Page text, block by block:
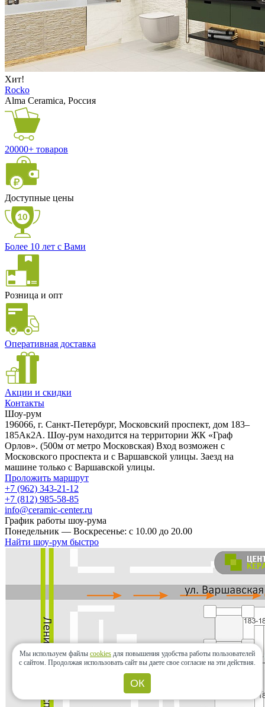
Хит!
Rocko
Alma Ceramica, Россия
20000+ товаров
Доступные цены
Более 10 лет с Вами
Розница и опт
Оперативная доставка
Акции и скидки
Контакты
Шоу-рум
196066, г. Санкт-Петербург, Московский проспект, дом 183–
185Ак2А. Шоу-рум находится на территории ЖК «Граф
Орлов». (500м от метро Московская) Вход возможен с
Московского проспекта и с Варшавской улицы. Заезд на
машине только с Варшавской улицы.
Проложить маршрут
+7 (962) 343-21-12
+7 (812) 985-58-85
info@ceramic-center.ru
График работы шоу-рума
Понедельник — Воскресенье: с 10.00 до 20.00
Найти шоу-рум быстро
Мы используем файлы cookies для повышения удобства работы пользователей
с сайтом. Продолжая использовать сайт вы даете свое согласие на эти действия.
ОК